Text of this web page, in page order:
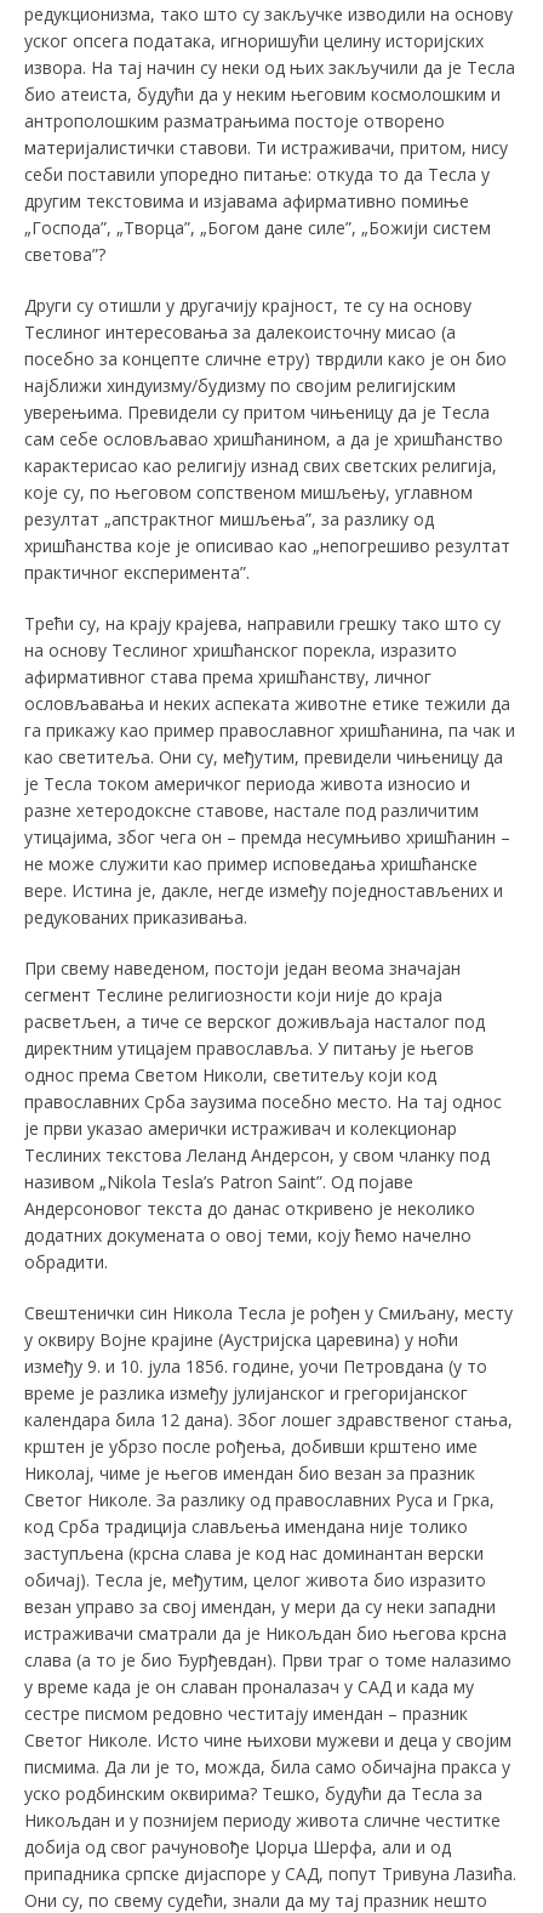
редукционизма, тако што су закључке изводили на основу
уског опсега података, игноришући целину историјских
извора. На тај начин су неки од њих закључили да је Тесла
био атеиста, будући да у неким његовим космолошким и
антрополошким разматрањима постоје отворено
материјалистички ставови. Ти истраживачи, притом, нису
себи поставили упоредно питање: откуда то да Тесла у
другим текстовима и изјавама афирмативно помиње
„Господа”, „Творца”, „Богом дане силе”, „Божији систем
светова”?
Други су отишли у другачију крајност, те су на основу
Теслиног интересовања за далекоисточну мисао (а
посебно за концепте сличне етру) тврдили како је он био
најближи хиндуизму/будизму по својим религијским
уверењима. Превидели су притом чињеницу да је Тесла
сам себе ословљавао хришћанином, а да је хришћанство
карактерисао као религију изнад свих светских религија,
које су, по његовом сопственом мишљењу, углавном
резултат „апстрактног мишљења”, за разлику од
хришћанства које је описивао као „непогрешиво резултат
практичног експеримента”.
Трећи су, на крају крајева, направили грешку тако што су
на основу Теслиног хришћанског порекла, изразито
афирмативног става према хришћанству, личног
ословљавања и неких аспеката животне етике тежили да
га прикажу као пример православног хришћанина, па чак и
као светитеља. Они су, међутим, превидели чињеницу да
је Тесла током америчког периода живота износио и
разне хетеродоксне ставове, настале под различитим
утицајима, због чега он – премда несумњиво хришћанин –
не може служити као пример исповедања хришћанске
вере. Истина је, дакле, негде између поједностављених и
редукованих приказивања.
При свему наведеном, постоји један веома значајан
сегмент Теслине религиозности који није до краја
расветљен, а тиче се верског доживљаја насталог под
директним утицајем православља. У питању је његов
однос према Светом Николи, светитељу који код
православних Срба заузима посебно место. На тај однос
је први указао амерички истраживач и колекционар
Теслиних текстова Леланд Андерсон, у свом чланку под
називом „Nikola Tesla’s Patron Saint”. Од појаве
Андерсоновог текста до данас откривено је неколико
додатних докумената о овој теми, коју ћемо начелно
обрадити.
Свештенички син Никола Тесла је рођен у Смиљану, месту
у оквиру Војне крајине (Аустријска царевина) у ноћи
између 9. и 10. јула 1856. године, уочи Петровдана (у то
време је разлика између јулијанског и грегоријанског
календара била 12 дана). Због лошег здравственог стања,
крштен је убрзо после рођења, добивши крштено име
Николај, чиме је његов имендан био везан за празник
Светог Николе. За разлику од православних Руса и Грка,
код Срба традиција слављења имендана није толико
заступљена (крсна слава је код нас доминантан верски
обичај). Тесла је, међутим, целог живота био изразито
везан управо за свој имендан, у мери да су неки западни
истраживачи сматрали да је Никољдан био његова крсна
слава (а то је био Ђурђевдан). Први траг о томе налазимо
у време када је он славан проналазач у САД и када му
сестре писмом редовно честитају имендан – празник
Светог Николе. Исто чине њихови мужеви и деца у својим
писмима. Да ли је то, можда, била само обичајна пракса у
уско родбинским оквирима? Тешко, будући да Тесла за
Никољдан и у познијем периоду живота сличне честитке
добија од свог рачуновође Џорџа Шерфа, али и од
припадника српске дијаспоре у САД, попут Тривуна Лазића.
Они су, по свему судећи, знали да му тај празник нешто